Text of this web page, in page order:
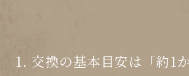
1. 交換の基本目安は「約1か